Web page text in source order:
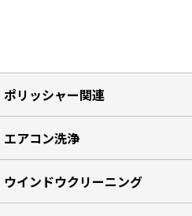
ポリッシャー関連
エアコン洗浄
ウインドウクリーニング